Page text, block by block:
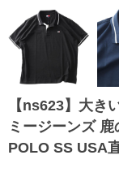
【ns623】大き
ミージーンズ
POLO SS USA